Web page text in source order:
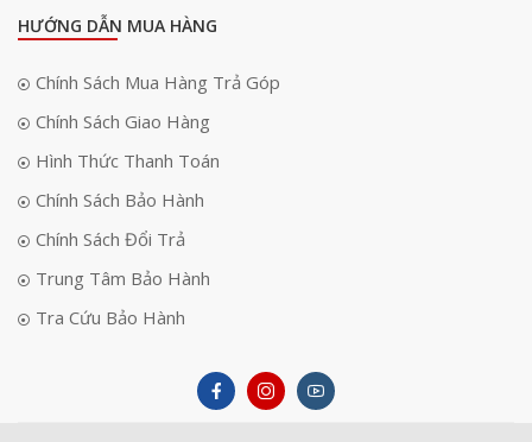
HƯỚNG DẪN MUA HÀNG
Chính Sách Mua Hàng Trả Góp
Chính Sách Giao Hàng
Hình Thức Thanh Toán
Chính Sách Bảo Hành
Chính Sách Đổi Trả
Trung Tâm Bảo Hành
Tra Cứu Bảo Hành